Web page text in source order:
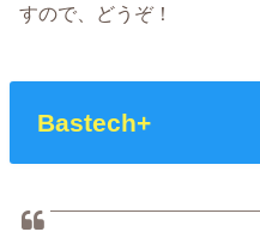
すので、どうぞ！
Bastech+